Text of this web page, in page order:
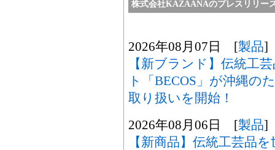
株式会社KAZAANAのプレスリリー
2026年08月07日 [製品]
【新ブランド】伝統工
ト「BECOS」が沖縄の
取り扱いを開始！
2026年08月06日 [製品]
【新商品】伝統工芸品